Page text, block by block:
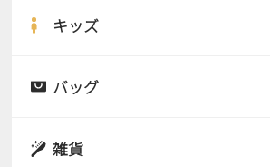
サンダル
スニーカー
サンダル
キッズ
サンダル
バッグ
雑貨